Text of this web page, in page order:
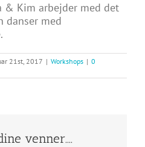
& Kim arbejder med det
med
21st, 2017 | Workshops | 0
venner....